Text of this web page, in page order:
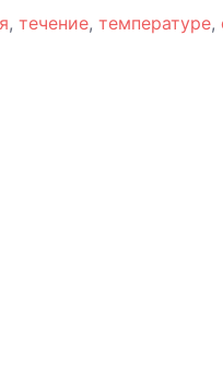
, течение, температуре,